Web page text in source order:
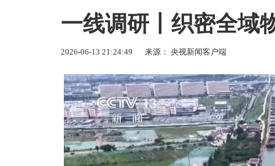
一线调研丨织密全域
2026-06-13 21:24:49 来源： 央视新闻客户端